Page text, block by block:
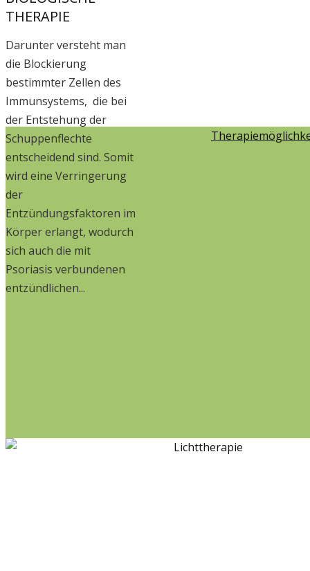
THERAPIE
Darunter versteht man
die Blockierung
bestimmter Zellen des
Immunsystems, die bei
der Entstehung der
Schuppenflechte
entscheidend sind. Somit
wird eine Verringerung
der
Entzündungsfaktoren im
Körper erlangt, wodurch
sich auch die mit
Psoriasis verbundenen
entzündlichen...